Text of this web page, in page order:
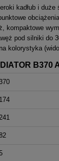
kadłub i duże
kompaktowe
pod silniki do
kolorystyka
B370
174
241